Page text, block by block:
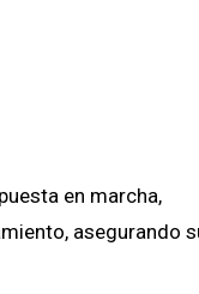
en marcha,
asegurando